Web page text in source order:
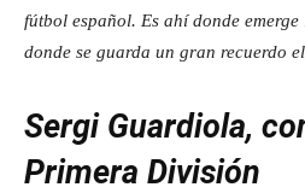
fútbol español. Es ahí donde
donde se guarda un gran recuerdo
Sergi Guardiola,
Primera División